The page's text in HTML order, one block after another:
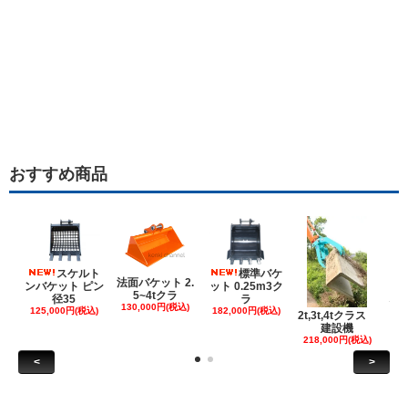
おすすめ商品
スケルト
ンバケット ピン
径35
125,000円(税込)
法面バケット 2.
5~4tクラ
130,000円(税込)
標準バケ
ット 0.25m3ク
ラ
182,000円(税込)
2t,3t,4tクラス
建設機
218,000円(税込)
< >